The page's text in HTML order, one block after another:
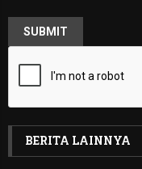
BERITA LAINNYA